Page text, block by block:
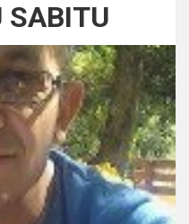
SABITU